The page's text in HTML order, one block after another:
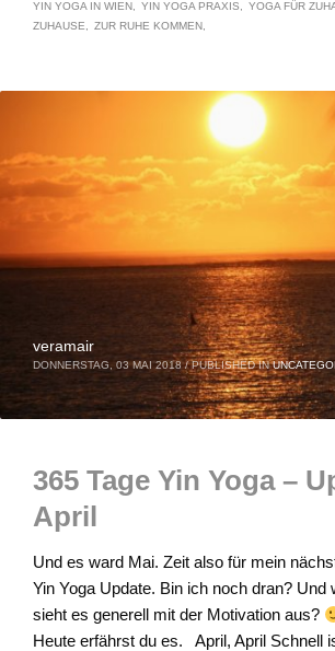
YIN YOGA IN WIEN
YIN YOGA PRAXIS YOGA FÜR
ZUHAUSE
ZUR RUHE KOMMEN
veramair
DONNERSTAG, 03 MAI 2018 / PUBLISHED IN
365 Tage Yin Yoga –
April
Und es ward Mai. Zeit also für mein
Yin Yoga Update. Bin ich noch dran? Und
sieht es generell mit der Motivation aus?
Heute erfährst du es. April, April Schnell